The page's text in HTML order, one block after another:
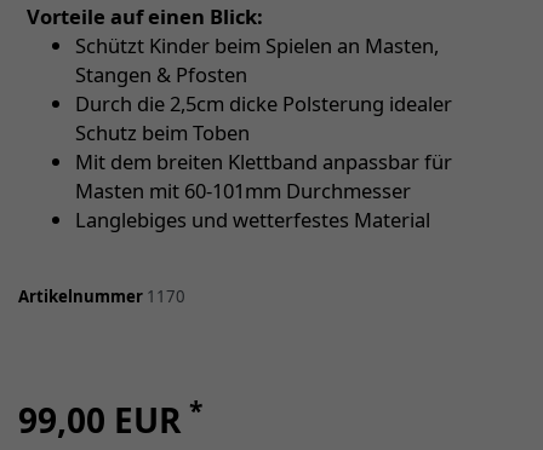
Vorteile auf einen Blick:
Schützt Kinder beim Spielen an Masten,
Stangen & Pfosten
Durch die 2,5cm dicke Polsterung idealer
Schutz beim Toben
Mit dem breiten Klettband anpassbar für
Masten mit 60-101mm Durchmesser
Langlebiges und wetterfestes Material
Artikelnummer 1170
99,00 EUR *